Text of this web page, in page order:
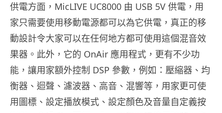
供電方面，MicLIVE UC8000 由 USB 5V 供電，用
家只需要使用移動電源都可以為它供電，真正的移
動設計令大家可以在任何地方都可使用這個混音效
果器。此外，它的 OnAir 應用程式，更有不少功
能，讓用家額外控制 DSP 參數，例如：壓縮器、均
衡器、迴聲、濾波器、高音、混響等，用家更可使
用圖標、設定播放模式、設定顏色及音量自定義按